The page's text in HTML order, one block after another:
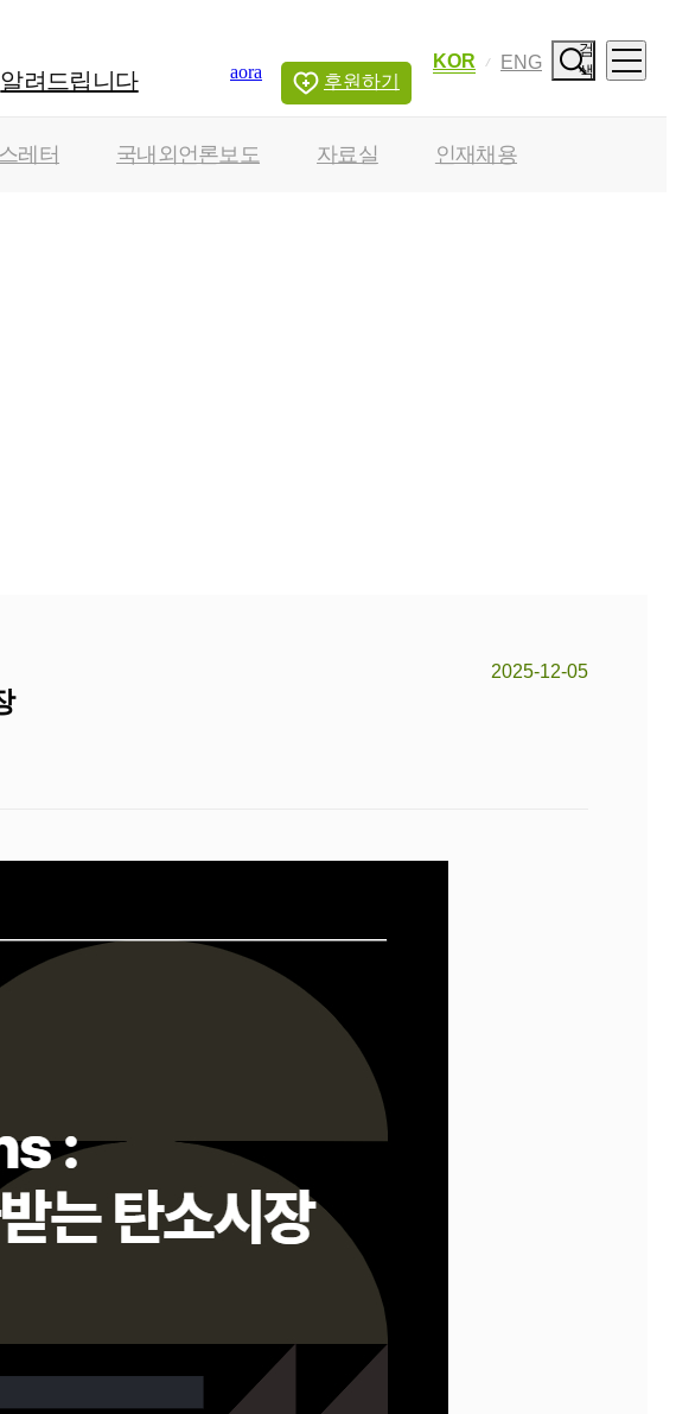
알려드립니다 aora 후원하기
KOR ENG
검
색
레터 국내외언론보도 자료실 인재채용
2025-12-05